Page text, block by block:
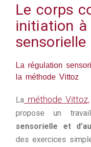
Le corps
initiation
sensorielle
La régulation
la méthode Vittoz
La méthode Vittoz,
propose un
sensorielle et
des exercices